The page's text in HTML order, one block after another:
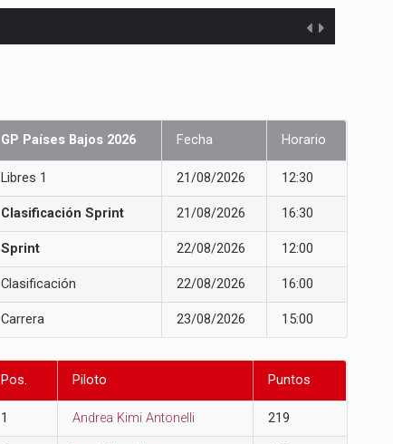
GP Países Bajos 2026 Fecha Horario
Libres 1 21/08/2026 12:30
Clasificación Sprint 21/08/2026 16:30
Sprint 22/08/2026 12:00
Clasificación 22/08/2026 16:00
Carrera 23/08/2026 15:00
Pos. Piloto Puntos
1 Andrea Kimi Antonelli 219